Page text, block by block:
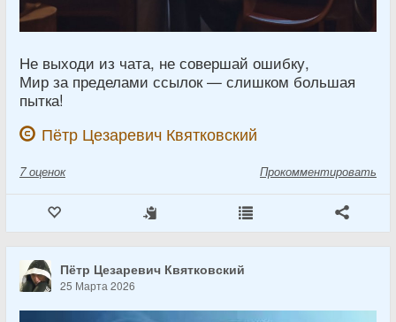
Не выходи из чата, не совершай ошибку,
Мир за пределами ссылок — слишком большая
пытка!
Пётр Цезаревич Квятковский
7 оценок Прокомментировать
Пётр Цезаревич Квятковский
25 Марта 2026